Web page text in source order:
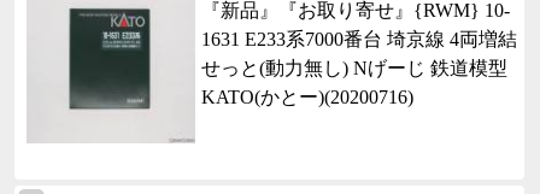
『新品』『お取り寄せ』{RWM} 10-
1631 E233系7000番台 埼京線 4両増結
せっと(動力無し) Nげーじ 鉄道模型
KATO(かとー)(20200716)